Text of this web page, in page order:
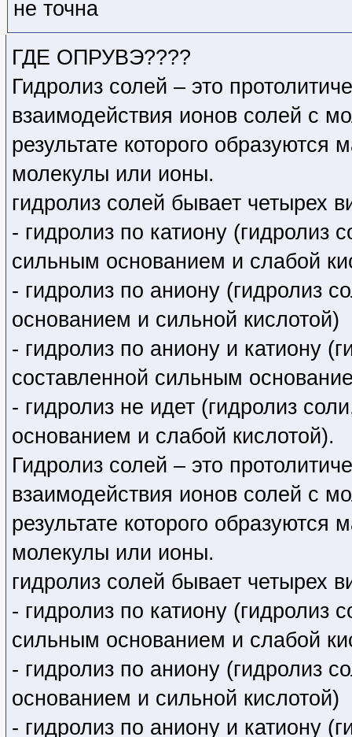
не точна
ГДЕ ОПРУВЭ????
Гидролиз солей – это
взаимодействия ионов солей с
результате которого
молекулы или ионы.
гидролиз солей бывает четырех
- гидролиз по катиону (гидролиз
сильным основанием и слабой
- гидролиз по аниону (гидролиз
основанием и сильной кислотой)
- гидролиз по аниону и катиону
составленной сильным
- гидролиз не идет (гидролиз
основанием и слабой кислотой).
Гидролиз солей – это
взаимодействия ионов солей с
результате которого
молекулы или ионы.
гидролиз солей бывает четырех
- гидролиз по катиону (гидролиз
сильным основанием и слабой
- гидролиз по аниону (гидролиз
основанием и сильной кислотой)
- гидролиз по аниону и катиону